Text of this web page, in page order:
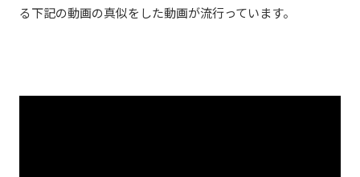
る下記の動画の真似をした動画が流行っています。